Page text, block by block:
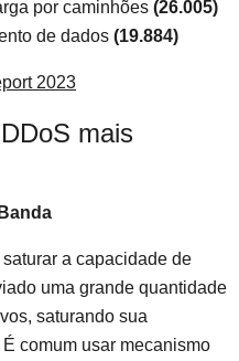
por caminhões (26.005)
de dados (19.884)
2023
mais
a capacidade de
uma grande quantidade
saturando sua
comum usar mecanismo